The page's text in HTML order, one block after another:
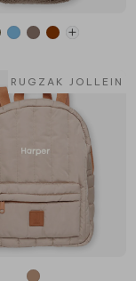
RUGZAK JOLLEIN